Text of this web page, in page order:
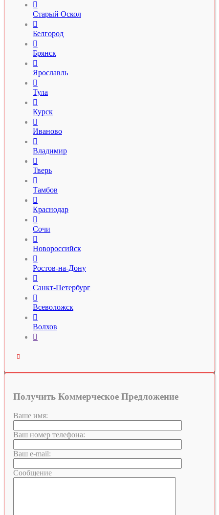

Старый Оскол

Белгород

Брянск

Ярославль

Тула

Курск

Иваново

Владимир

Тверь

Тамбов

Краснодар

Сочи

Новороссийск

Ростов-на-Дону

Санкт-Петербург

Всеволожск

Волхов


Получить Коммерческое Предложение
Ваше имя:
Ваш номер телефона:
Ваш e-mail:
Сообщение